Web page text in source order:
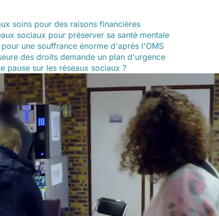
soins pour des raisons financières
sociaux pour préserver sa santé mentale
une souffrance énorme d'après l'OMS
des droits demande un plan d'urgence
pause sur les réseaux sociaux ?